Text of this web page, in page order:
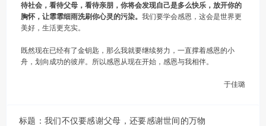
待社会，看待父母，看待亲朋，你将会发现自己是多么快乐，放开你的
胸怀，让霏霏细雨洗刷你心灵的污染。 我们要学会感恩，这会是世界更
美好，生活更充实。
既然现在已经有了金钥匙，那么我就要继续努力，一直撑着感恩的小
舟，划向成功的彼岸。所以感恩从现在开始，感恩与我相伴。
于佳璐
标题：我们不仅要感谢父母，还要感谢世间的万物